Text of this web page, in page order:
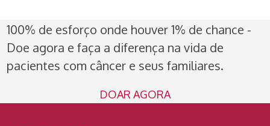
100% de esforço onde houver 1% de chance -
Doe agora e faça a diferença na vida de
pacientes com câncer e seus familiares.
DOAR AGORA